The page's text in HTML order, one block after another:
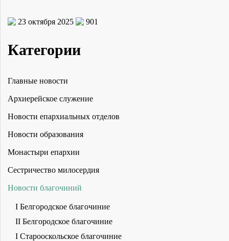
23 октября 2025 901
Категории
Главные новости
Архиерейское служение
Новости епархиальных отделов
Новости образования
Монастыри епархии
Сестричество милосердия
Новости благочиний
I Белгородское благочиние
II Белгородское благочиние
I Старооскольское благочиние